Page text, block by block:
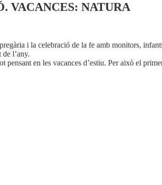
VACANCES: NATURA
i la celebració de la fe amb monitors,
l’any.
en les vacances d’estiu. Per això el